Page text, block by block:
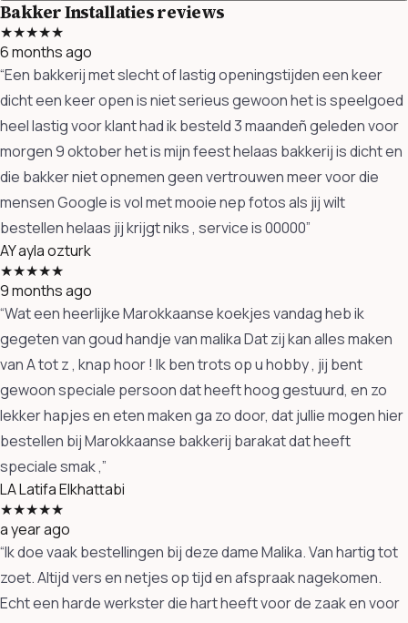
Bakker Installaties reviews
★★★★★
6 months ago
“Een bakkerij met slecht of lastig openingstijden een keer
dicht een keer open is niet serieus gewoon het is speelgoed
heel lastig voor klant had ik besteld 3 maandeñ geleden voor
morgen 9 oktober het is mijn feest helaas bakkerij is dicht en
die bakker niet opnemen geen vertrouwen meer voor die
mensen Google is vol met mooie nep fotos als jij wilt
bestellen helaas jij krijgt niks , service is 00000”
AYayla ozturk
★★★★★
9 months ago
“Wat een heerlijke Marokkaanse koekjes vandag heb ik
gegeten van goud handje van malika Dat zij kan alles maken
van A tot z , knap hoor ! Ik ben trots op u hobby , jij bent
gewoon speciale persoon dat heeft hoog gestuurd, en zo
lekker hapjes en eten maken ga zo door, dat jullie mogen hier
bestellen bij Marokkaanse bakkerij barakat dat heeft
speciale smak ,”
LALatifa Elkhattabi
★★★★★
a year ago
“Ik doe vaak bestellingen bij deze dame Malika. Van hartig tot
zoet. Altijd vers en netjes op tijd en afspraak nagekomen.
Echt een harde werkster die hart heeft voor de zaak en voor